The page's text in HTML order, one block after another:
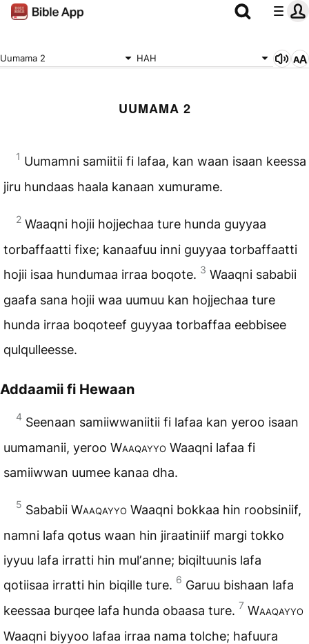
Uumama 2 HAH
UUMAMA 2
1 Uumamni samiitii fi lafaa, kan waan isaan keessa
jiru hundaas haala kanaan xumurame.
2 Waaqni hojii hojjechaa ture hunda guyyaa
torbaffaatti fixe; kanaafuu inni guyyaa torbaffaatti
hojii isaa hundumaa irraa boqote. 3 Waaqni sababii
gaafa sana hojii waa uumuu kan hojjechaa ture
hunda irraa boqoteef guyyaa torbaffaa eebbisee
qulqulleesse.
Addaamii fi Hewaan
4 Seenaan samiiwwaniitii fi lafaa kan yeroo isaan
uumamanii, yeroo Waaqayyo Waaqni lafaa fi
samiiwwan uumee kanaa dha.
5 Sababii Waaqayyo Waaqni bokkaa hin roobsiniif,
namni lafa qotus waan hin jiraatiniif margi tokko
iyyuu lafa irratti hin mulʼanne; biqiltuunis lafa
qotiisaa irratti hin biqille ture. 6 Garuu bishaan lafa
keessaa burqee lafa hunda obaasa ture. 7 Waaqayyo
Waaqni biyyoo lafaa irraa nama tolche; hafuura